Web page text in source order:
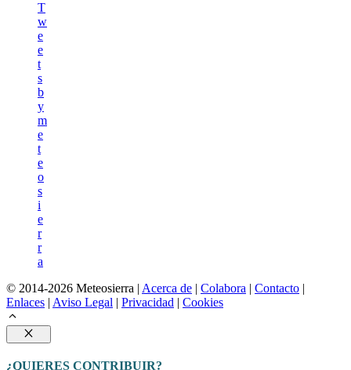
T
w
e
e
t
s
b
y
m
e
t
e
o
s
i
e
r
r
a
© 2014-2026 Meteosierra | Acerca de | Colabora | Contacto |
Enlaces | Aviso Legal | Privacidad | Cookies
Cerrar
¿QUIERES CONTRIBUIR?